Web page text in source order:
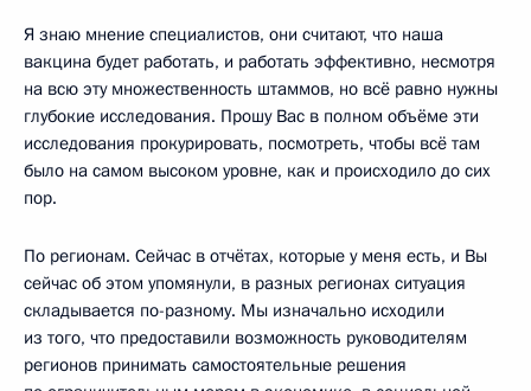
Я знаю мнение специалистов, они считают, что наша
вакцина будет работать, и работать эффективно, несмотря
на всю эту множественность штаммов, но всё равно нужны
глубокие исследования. Прошу Вас в полном объёме эти
исследования прокурировать, посмотреть, чтобы всё там
было на самом высоком уровне, как и происходило до сих
пор.
По регионам. Сейчас в отчётах, которые у меня есть, и Вы
сейчас об этом упомянули, в разных регионах ситуация
складывается по-разному. Мы изначально исходили
из того, что предоставили возможность руководителям
регионов принимать самостоятельные решения